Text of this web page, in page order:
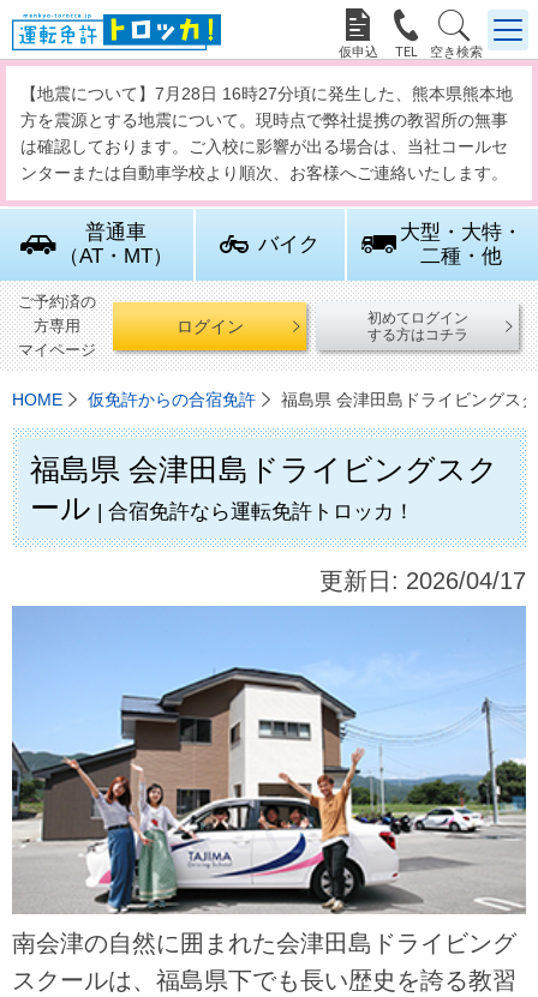
  
【地震について】7月28日 16時27分頃に発生した、熊本県熊本地
方を震源とする地震について。現時点で弊社提携の教習所の無事
は確認しております。ご入校に影響が出る場合は、当社コールセ
ンターまたは自動車学校より順次、お客様へご連絡いたします。
普通車
（AT・MT）
バイク
大型・大特・
二種・他
ご予約済の
方専用
マイページ
ログイン
初めてログイン
する方はコチラ
HOME 仮免許からの合宿免許 福島県 会津田島ドライビングス
福島県 会津田島ドライビングスク
ール | 合宿免許なら運転免許トロッカ！
更新日: 2026/04/17
南会津の自然に囲まれた会津田島ドライビング
スクールは、福島県下でも長い歴史を誇る教習